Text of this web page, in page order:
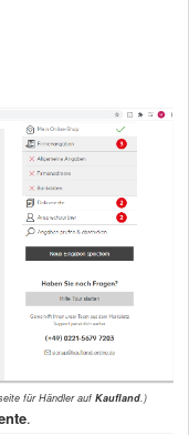
für Händler aufKaufland.)
.